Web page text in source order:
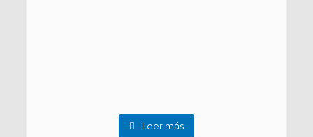
Leer más